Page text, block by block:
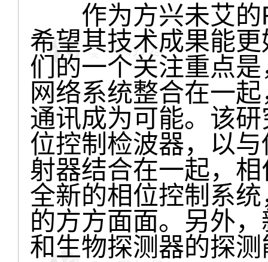
作为方兴未艾的
希望其技术成果能
们的一个关注重点
网络系统整合在一
通讯成为可能。该
位控制检波器，以
射器结合在一起，
全新的相位控制系
的方方面面。另外
和生物探测器的探